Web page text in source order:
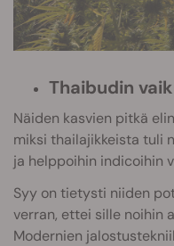
Thaibudin
Näiden kasvien pitkä
miksi thailajikkeista tuli
ja helppoihin indicoihin
Syy on tietysti niiden
verran, ettei sille noihin
Modernien